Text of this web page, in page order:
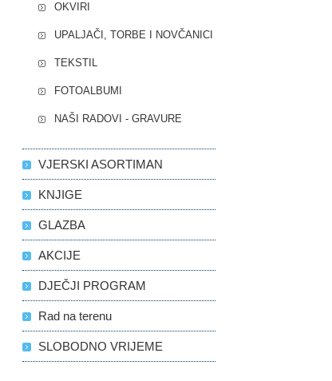
OKVIRI
UPALJAČI, TORBE I NOVČANICI
TEKSTIL
FOTOALBUMI
NAŠI RADOVI - GRAVURE
VJERSKI ASORTIMAN
KNJIGE
GLAZBA
AKCIJE
DJEČJI PROGRAM
Rad na terenu
SLOBODNO VRIJEME